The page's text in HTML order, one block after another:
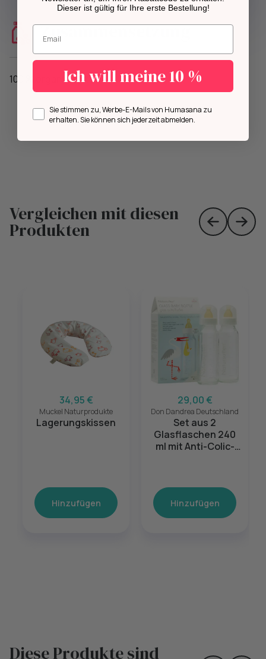
Zusammensetzung
100 % organic cotton
Vergleichen mit diesen
Produkten Skip toSkip
34,95 €
Muckel Naturprodukte
Lagerungskissen
Hinzufügen
29,00 €
Don Dandrea Deutschland
Set aus 2
Glasflaschen 240
ml mit Anti-Colic-
Hinzufügen
Diese Produkte sind
Dieser ist gültig für Ihre erste Bestellung!
Geben Sie Ihre E-Mail-Adresse ein.
Ich will meine 10 %
Opt inSie stimmen zu, Werbe-E-Mails von Humasana zu
erhalten. Sie können sich jederzeit abmelden.